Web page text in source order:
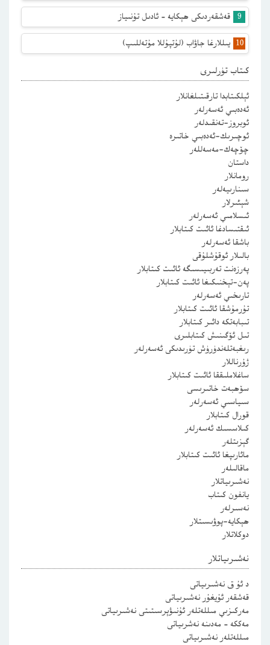
قەشقەردىكى ھېكايە – ئادىل تۇنىياز
يىللارغا جاۋاب (لۇتپۇللا مۇتەللىپ)
كىتاب تۈرلىرى
ئېلكىتابدا تارقىتىلغانلار
ئەدەبىي ئەسەرلەر
ئوبروز-تەنقىدلەر
ئوچىرىك-ئەدەبىي خاتىرە
چۆچەك-مەسەللەر
داستان
رومانلار
سىنارىيەلەر
شېئىرلار
ئىسلامىي ئەسەرلەر
ئىقتىسادغا ئائىت كىتابلار
باشقا ئەسەرلەر
بالىلار ئوقۇشلۇقى
پەرزەنت تەربىيىسىگە ئائىت كىتابلار
پەن-تېخنىكىغا ئائىت كىتابلار
تارىخىي ئەسەرلەر
تۇرمۇشقا ئائىت كىتابلار
تىبابەتكە دائىر كىتابلار
تىل ئۆگىنىش كىتابلىرى
رىغبەتلەندۈرۈش تۈرىدىكى ئەسەرلەر
ژۇرناللار
ساغلاملىققا ئائىت كىتابلار
سۆھبەت خاتىرىسى
سىياسىي ئەسەرلەر
قورال كىتابلار
كىلاسسىك ئەسەرلەر
گېزىتلەر
مائارىپغا ئائىت كىتابلار
ماقالىلەر
نەشىرىياتلار
يانفون كىتاب
نەسىرلەر
ھېكايە-پوۋىسىتلار
دوكلاتلار
نەشىرىياتلار
د ئۇ ق نەشىرىياتى
قەشقەر ئۇيغۇر نەشىرىياتى
مەركىزىي مىللەتلەر ئۇنىۋېرسىتىتى نەشىرىياتى
مەككە – مەدىنە نەشرىياتى
مىللەتلەر نەشىرىياتى